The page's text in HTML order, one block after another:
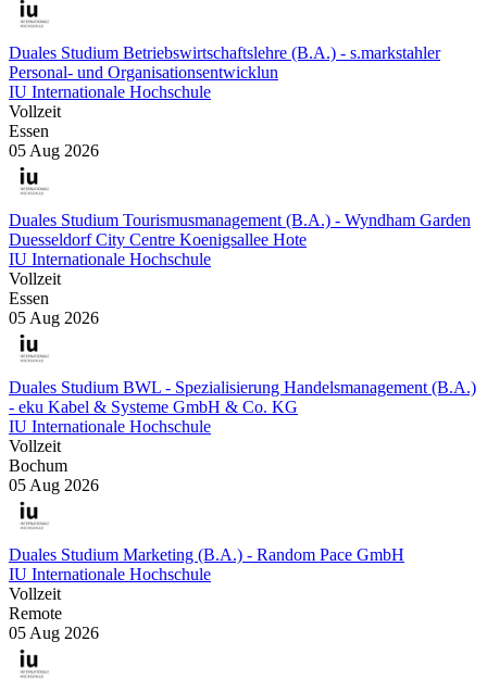
Duales Studium Betriebswirtschaftslehre (B.A.) - s.markstahler
Personal- und Organisationsentwicklun
IU Internationale Hochschule
Vollzeit
Essen
05 Aug 2026
Duales Studium Tourismusmanagement (B.A.) - Wyndham Garden
Duesseldorf City Centre Koenigsallee Hote
IU Internationale Hochschule
Vollzeit
Essen
05 Aug 2026
Duales Studium BWL - Spezialisierung Handelsmanagement (B.A.)
- eku Kabel & Systeme GmbH & Co. KG
IU Internationale Hochschule
Vollzeit
Bochum
05 Aug 2026
Duales Studium Marketing (B.A.) - Random Pace GmbH
IU Internationale Hochschule
Vollzeit
Remote
05 Aug 2026